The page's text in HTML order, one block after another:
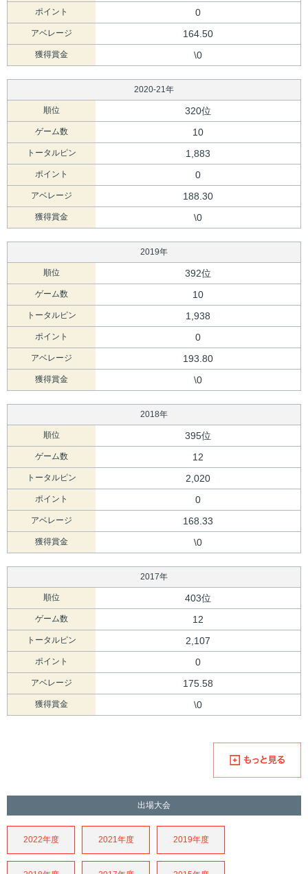
ポイント 0
アベレージ 164.50
獲得賞金 \0
2020-21年
順位 320位
ゲーム数 10
トータルピン 1,883
ポイント 0
アベレージ 188.30
獲得賞金 \0
2019年
順位 392位
ゲーム数 10
トータルピン 1,938
ポイント 0
アベレージ 193.80
獲得賞金 \0
2018年
順位 395位
ゲーム数 12
トータルピン 2,020
ポイント 0
アベレージ 168.33
獲得賞金 \0
2017年
順位 403位
ゲーム数 12
トータルピン 2,107
ポイント 0
アベレージ 175.58
獲得賞金 \0
出場大会
2022年度 2021年度 2019年度